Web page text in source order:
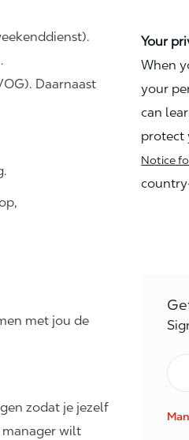
Daarnaast
met jou de
zodat je jezelf
wilt
Your
When
your
can
protect
Notice